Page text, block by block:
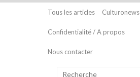
Tous les articles Culturonews
Confidentialité / A propos
Nous contacter